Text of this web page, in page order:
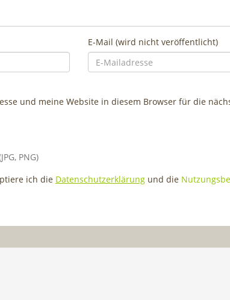
E-Mail (wird nicht veröffentlicht)
und meine Website in diesem Browser für die
PNG)
ich die Datenschutzerklärung und die